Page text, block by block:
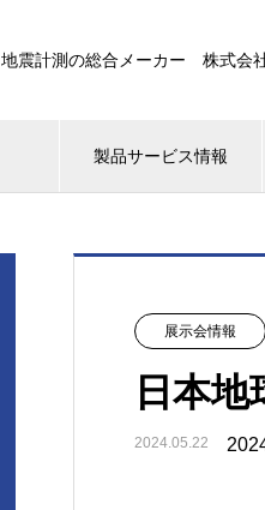
地震計測の総合メーカー 株式会
製品サービス情報
展示会情報
日本
2024.05.22